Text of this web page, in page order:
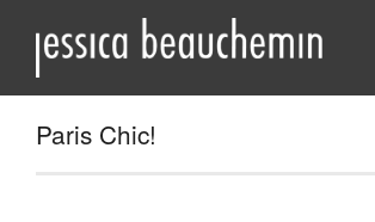
Paris Chic!